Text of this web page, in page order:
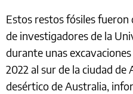
Estos restos fósiles
de investigadores de la
durante unas
2022 al sur de la ciudad de
desértico de Australia,